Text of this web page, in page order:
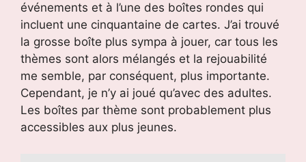
événements et à l’une des boîtes rondes qui
incluent une cinquantaine de cartes. J’ai trouvé
la grosse boîte plus sympa à jouer, car tous les
thèmes sont alors mélangés et la rejouabilité
me semble, par conséquent, plus importante.
Cependant, je n’y ai joué qu’avec des adultes.
Les boîtes par thème sont probablement plus
accessibles aux plus jeunes.